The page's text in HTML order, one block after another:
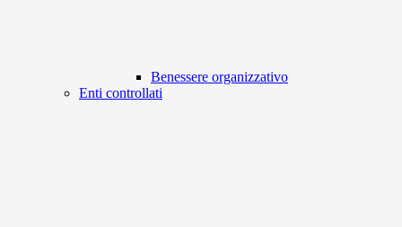
Benessere organizzativo
Enti controllati